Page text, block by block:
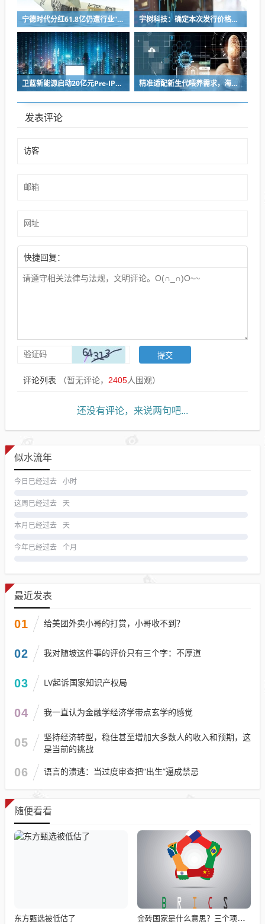
宁德时代分红61.8亿仍遭行业“去宁德化” 曾毓群的“尊重考题”该怎么答？ 宇树科技：确定本次发行价格为 150.80元/股
卫蓝新能源启动20亿元Pre-IPO轮融资 冲刺2027年创业板上市 精准适配新生代喂养需求，海普诺凯双新品解锁育儿新选择！
发表评论
快捷回复：
评论列表 （暂无评论， 2405人围观）
还没有评论，来说两句吧...
似水流年
今日已经过去 小时
这周已经过去 天
本月已经过去 天
今年已经过去 个月
最近发表
01 给美团外卖小哥的打赏，小哥收不到？
02 我对随坡这件事的评价只有三个字：不厚道
03 LV起诉国家知识产权局
04 我一直认为金融学经济学带点玄学的感觉
05
坚持经济转型，稳住甚至增加大多数人的收入和预期，这
是当前的挑战
06 语言的溃逃：当过度审查把“出生”逼成禁忌
随便看看
东方甄选被低估了 金砖国家是什么意思？三个项目看懂金砖本质：不是慈善团，而是利益共同体